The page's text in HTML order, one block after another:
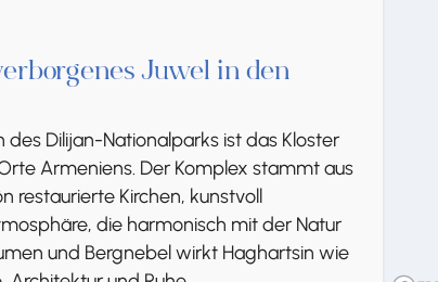
Juwel in den
Dilijan-Nationalparks ist das Kloster
Armeniens. Der Komplex stammt aus
restaurierte Kirchen, kunstvoll
die harmonisch mit der Natur
und Bergnebel wirkt Haghartsin wie